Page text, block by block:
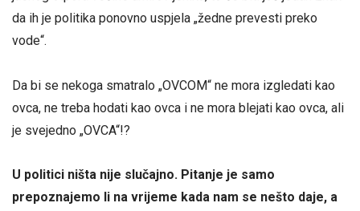
da ih je politika ponovno uspjela „žedne prevesti preko
vode“.
Da bi se nekoga smatralo „OVCOM“ ne mora izgledati kao
ovca, ne treba hodati kao ovca i ne mora blejati kao ovca, ali
je svejedno „OVCA“!?
U politici ništa nije slučajno. Pitanje je samo
prepoznajemo li na vrijeme kada nam se nešto daje, a